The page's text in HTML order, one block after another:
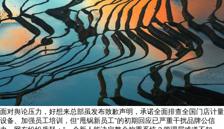
面对舆论压力，好想来总部虽发布致歉声明，承诺全面排查全国门店计量
设备、加强员工培训，但“甩锅新员工”的初期回应已严重干扰品牌公信